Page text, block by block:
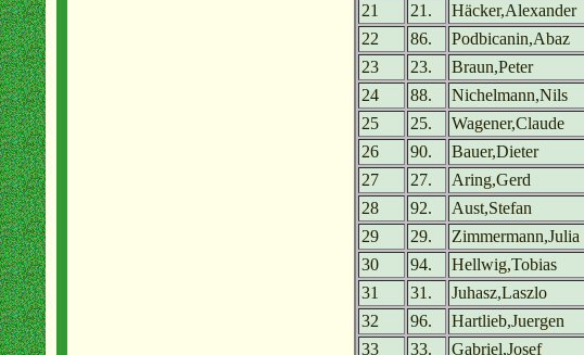
21
21. Häcker,Alexander
22
86. Podbicanin,Abaz
23
23. Braun,Peter
24
88. Nichelmann,Nils
25
25. Wagener,Claude
26
90. Bauer,Dieter
27
27. Aring,Gerd
28
92. Aust,Stefan
29
29. Zimmermann,Julia
30
94. Hellwig,Tobias
31
31. Juhasz,Laszlo
32
96. Hartlieb,Juergen
33
33. Gabriel,Josef